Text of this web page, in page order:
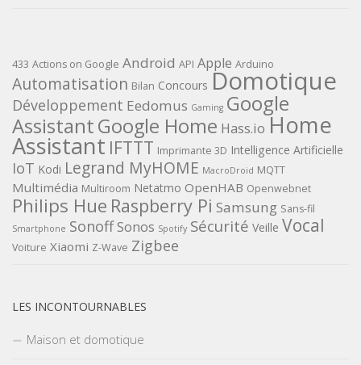
433 Actions on Google Android API Apple Arduino
Automatisation Bilan Concours Domotique
Développement Eedomus Gaming Google
AssistantGoogle Home Hass.io Home
Assistant IFTTT Imprimante 3D Intelligence Artificielle
IoT Kodi Legrand MyHOME MacroDroid MQTT
Multimédia Multiroom Netatmo OpenHAB Openwebnet
Philips Hue Raspberry Pi Samsung Sans-fil
Smartphone SonoffSonos Spotify Sécurité Veille Vocal
Voiture Xiaomi Z-Wave Zigbee
LES INCONTOURNABLES
Maison et domotique